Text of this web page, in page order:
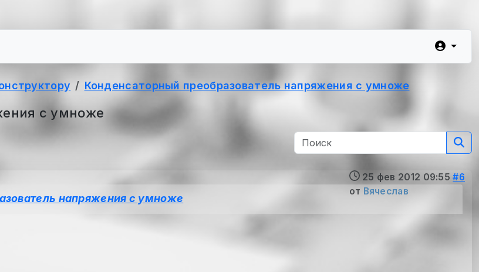
Конденсаторный преобразователь напряжения с умноже
с умноже
25 фев 2012 09:55 #6
от Вячеслав
напряжения с умноже